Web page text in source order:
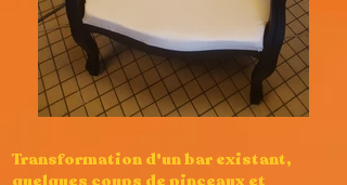
Transformation d'un bar existant,
quelques coups de pinceaux et